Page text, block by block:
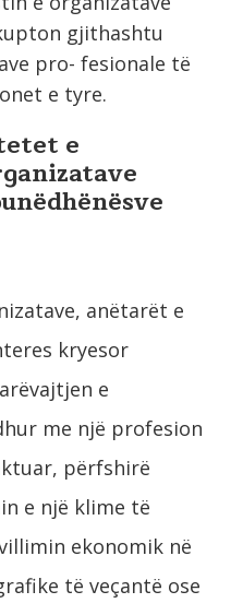
gjithashtu
pro- fesionale të
e tyre.
e
anëtarët e
kryesor
e
me një profesion
përfshirë
e një klime të
ekonomik në
të veçantë ose